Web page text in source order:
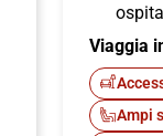
Viaggia
Ampi